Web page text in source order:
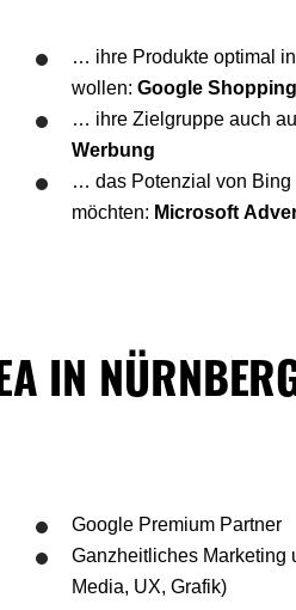
… ihre Produkte optimal
wollen: Google
… ihre Zielgruppe auch
Werbung
… das Potenzial von Bing
möchten: Microsoft
IN
Google Premium Partner
Ganzheitliches Marketing
Media, UX, Grafik)